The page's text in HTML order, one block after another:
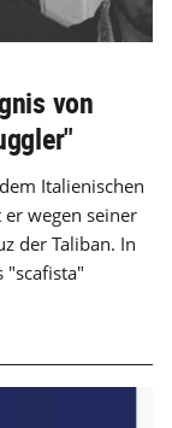
von
Italienischen
er wegen seiner
der Taliban. In
"scafista"